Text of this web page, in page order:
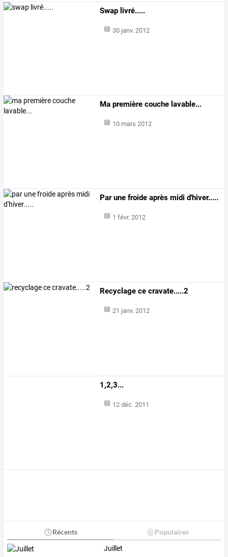
Swap livré.....
30 janv. 2012
Ma première couche lavable...
10 mars 2012
Par une froide après midi d'hiver.....
1 févr. 2012
Recyclage ce cravate.....2
21 janv. 2012
1,2,3...
12 déc. 2011
Récents Populaires
Juillet